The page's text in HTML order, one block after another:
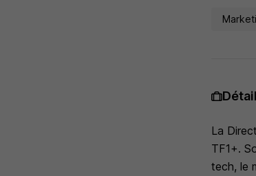
La
TF1+.
tech, le